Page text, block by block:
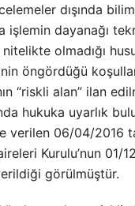
dışında
işlemin dayanağı
nitelikte olmadığı
öngördüğü
“riskli alan” ilan
hukuka uyarlık
verilen 06/04/2016
Kurulu’nun 01/
görülmüştür.